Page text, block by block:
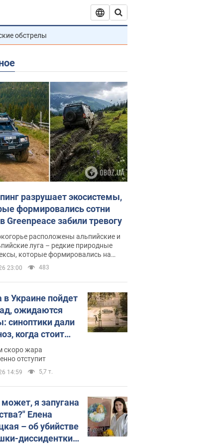
обстрелы
разрушает экосистемы,
формировались сотни
Greenpeace забили тревогу
расположены альпийские и
луга – редкие природные
которые формировались на
сотен лет
23:00 483
Украине пойдет
ожидаются
синоптики дали
когда стоит
изменения
скоро жара
отступит
14:59 5,7 т.
я запугана
Елена
– об убийстве
диссидентки